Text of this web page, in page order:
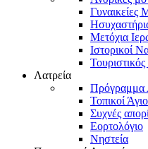
Γυναικείες
Μετόχια
Ιστορικοί
Λατρεία
Πρόγραμμα
Τοπικοί
Συχνές
Εορτολόγιο
Νηστεία